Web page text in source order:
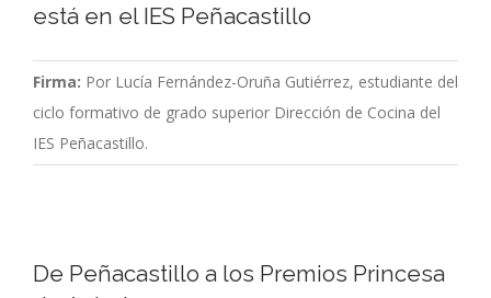
está en el IES Peñacastillo
Firma: Por Lucía Fernández-Oruña Gutiérrez, estudiante del
ciclo formativo de grado superior Dirección de Cocina del
IES Peñacastillo.
De Peñacastillo a los Premios Princesa